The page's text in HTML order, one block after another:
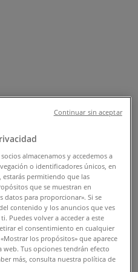
Bydlení a Nábytek
a Náhradní
»
Králové
socios almacenamos y accedemos a
o identificadores únicos, en
estarás permitiendo que las
que se muestran en
datos para proporcionar». Si se
contenido y los anuncios que ves
Puedes volver a acceder a este
el consentimiento en cualquier
los propósitos» que aparece
Tus opciones tendrán efecto
más, consulta nuestra política de
Continuar sin aceptar